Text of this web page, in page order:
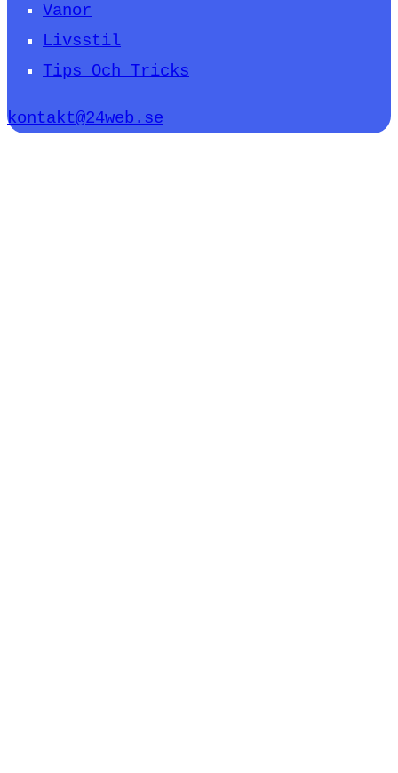
Vanor
Livsstil
Tips Och Tricks
kontakt@24web.se